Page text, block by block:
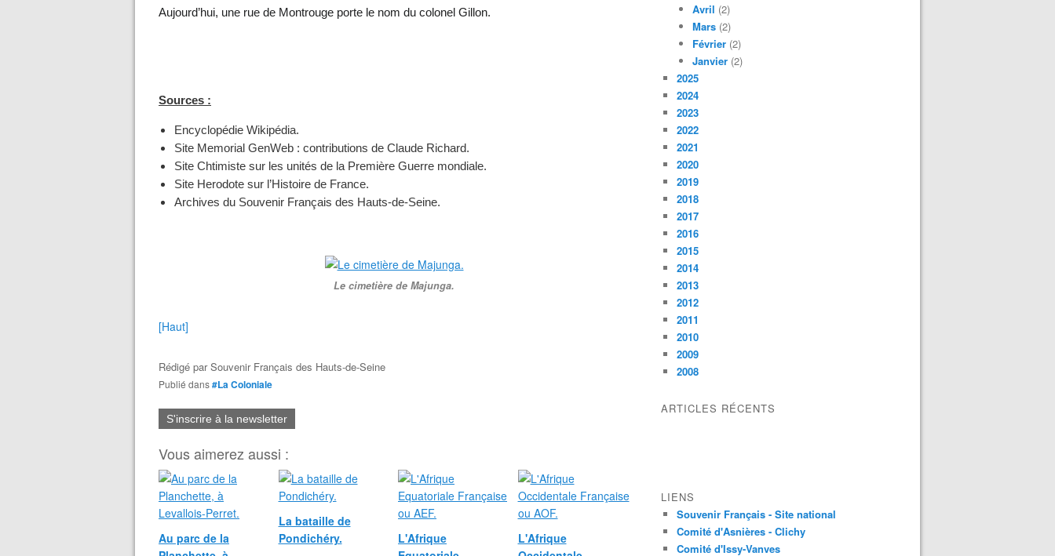
Aujourd’hui, une rue de Montrouge porte le nom du colonel Gillon.
Sources :
Encyclopédie Wikipédia.
Site Memorial GenWeb : contributions de Claude Richard.
Site Chtimiste sur les unités de la Première Guerre mondiale.
Site Herodote sur l’Histoire de France.
Archives du Souvenir Français des Hauts-de-Seine.
Le cimetière de Majunga.
[Haut]
Rédigé parSouvenir Français des Hauts-de-Seine
Publié dans#La Coloniale
S'inscrire à la newsletter
Vous aimerez aussi :
Au parc de la
La bataille de
Pondichéry.
L'Afrique
L'Afrique
Avril (2)
Mars (2)
Février (2)
Janvier (2)
2025
2024
2023
2022
2021
2020
2019
2018
2017
2016
2015
2014
2013
2012
2011
2010
2009
2008
ARTICLES RÉCENTS
LIENS
Souvenir Français - Site national
Comité d'Asnières - Clichy
Comité d'Issy-Vanves